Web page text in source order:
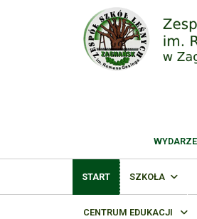
START SZKOŁA
CENTRUM EDUKACJI